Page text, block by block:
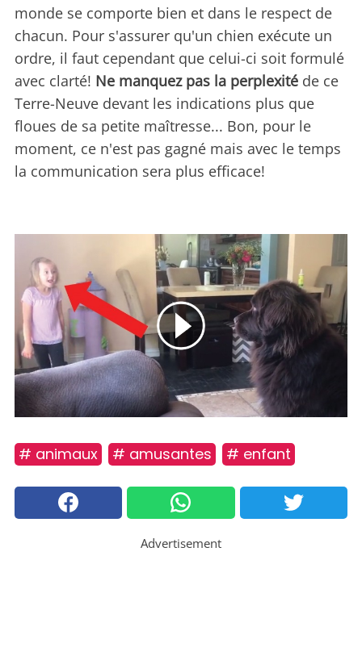
monde se comporte bien et dans le respect de
chacun. Pour s'assurer qu'un chien exécute un
ordre, il faut cependant que celui-ci soit formulé
avec clarté! Ne manquez pas la perplexité de ce
Terre-Neuve devant les indications plus que
floues de sa petite maîtresse... Bon, pour le
moment, ce n'est pas gagné mais avec le temps
la communication sera plus efficace!
# animaux # amusantes # enfant
Advertisement